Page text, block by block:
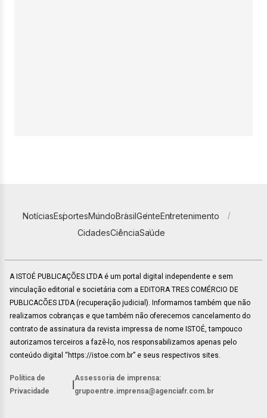
NotíciasEsportesMundoBrasilGenteEntretenimento
CidadesCiênciaSaúde
A ISTOÉ PUBLICAÇÕES LTDA é um portal digital independente e sem
vinculação editorial e societária com a EDITORA TRES COMÉRCIO DE
PUBLICACÕES LTDA (recuperação judicial). Informamos também que não
realizamos cobranças e que também não oferecemos cancelamento do
contrato de assinatura da revista impressa de nome ISTOÉ, tampouco
autorizamos terceiros a fazê-lo, nos responsabilizamos apenas pelo
conteúdo digital “https://istoe.com.br” e seus respectivos sites.
Política de
Privacidade
Assessoria de imprensa:
grupoentre.imprensa@agenciafr.com.br